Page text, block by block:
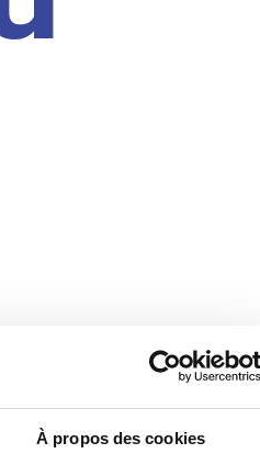
À propos des cookies